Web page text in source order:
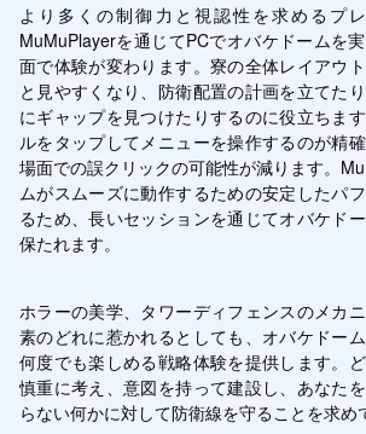
より多くの制御力と視認性を求めるプ
MuMuPlayerを通じてPCでオバケドームを
面で体験が変わります。寮の全体レイアウ
と見やすくなり、防衛配置の計画を立てた
にギャップを見つけたりするのに役立ちま
ルをタップしてメニューを操作するのが精
場面での誤クリックの可能性が減ります。
ムがスムーズに動作するための安定したパ
るため、長いセッションを通じてオバケド
保たれます。
ホラーの美学、タワーディフェンスのメカ
素のどれに惹かれるとしても、オバケドー
何度でも楽しめる戦略体験を提供します。ど
慎重に考え、意図を持って建設し、あなた
らない何かに対して防衛線を守ることを求め